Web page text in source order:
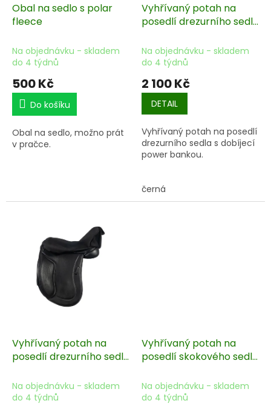
Obal na sedlo s polar
fleece
Na objednávku - skladem
do 4 týdnů
500 Kč
Do košíku
Obal na sedlo, možno prát
v pračce.
Vyhřívaný potah na
posedlí drezurního sedla
Na objednávku - skladem
do 4 týdnů
2 100 Kč
DETAIL
Vyhřívaný potah na posedlí
drezurního sedla s dobíjecí
power bankou.
černá
Vyhřívaný potah na
posedlí drezurního sedla
Na objednávku - skladem
do 4 týdnů
Vyhřívaný potah na
posedlí skokového sedla
Na objednávku - skladem
do 4 týdnů